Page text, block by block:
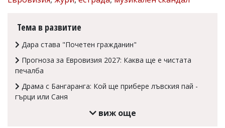
статиите
въвеждат
читателите
редакцията
носи
Тема в развитие
Дара става "Почетен гражданин"
Прогноза за Евровизия 2027: Каква ще е чистата
печалба
Драма с Бангаранга: Кой ще прибере лъвския пай -
гърци или Саня
виж още